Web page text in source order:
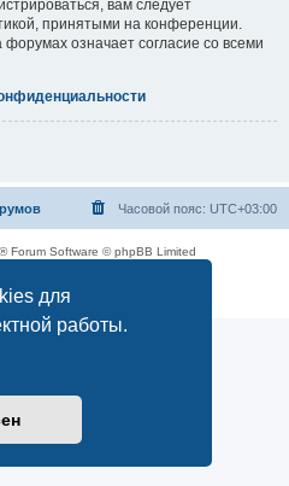
для
работы.
вам следует
принятыми на конференции.
означает согласие со всеми
Часовой пояс: UTC+03:00
® Forum Software © phpBB Limited
|Правила